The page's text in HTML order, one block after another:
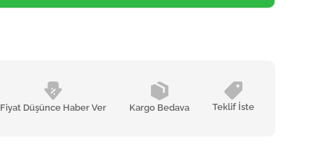
Fiyat Düşünce Haber Ver Kargo Bedava Teklif İste